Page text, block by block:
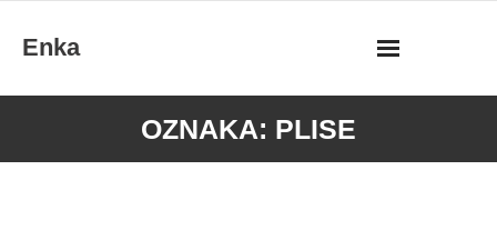
Enka
OZNAKA: PLISE